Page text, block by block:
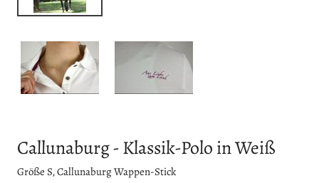
Callunaburg - Klassik-Polo in Weiß
Größe S, Callunaburg Wappen-Stick